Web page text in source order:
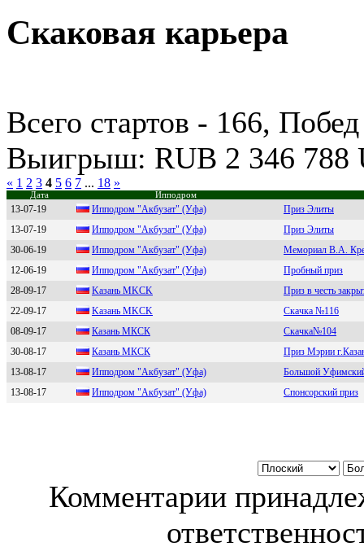
Скаковая карьера
Всего стартов - 166,
Выигрыш: RUB 2 346 788
« 1 2 3 4 5 6 7 ... 18 »
Дата Ипподром
13-07-19 Ипподpом "Акбузат" (Уфа)
Приз Элиты
13-07-19
Ипподpом "Акбузaт" (Уфa)
Приз Элиты
30-06-19
Ипподpом "Акбузaт" (Уфa)
Мемориал В.А.
12-06-19
Иппoдрoм "Aкбузат" (Уфа)
Пробный приз
28-09-17
Kaзaнь MKCK
Приз в честь
22-09-17
Kазань MKСK
Скачка №116
08-09-17
Кaзaнь МКCК
Скачка№104
30-08-17
Казань МКСК
Приз Мэрии
13-08-17
Иппoдрoм "Aкбузат" (Уфа)
Большой
13-08-17
Иппoдрoм "Aкбузат" (Уфа) Спонсорский приз
Комментарии